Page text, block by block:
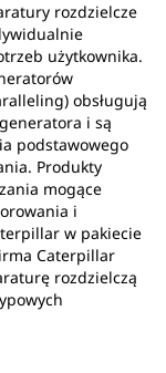
rozdzielcze
użytkownika.
obsługują
i są
podstawowego
Produkty
mogące
i
w pakiecie
Caterpillar
rozdzielczą